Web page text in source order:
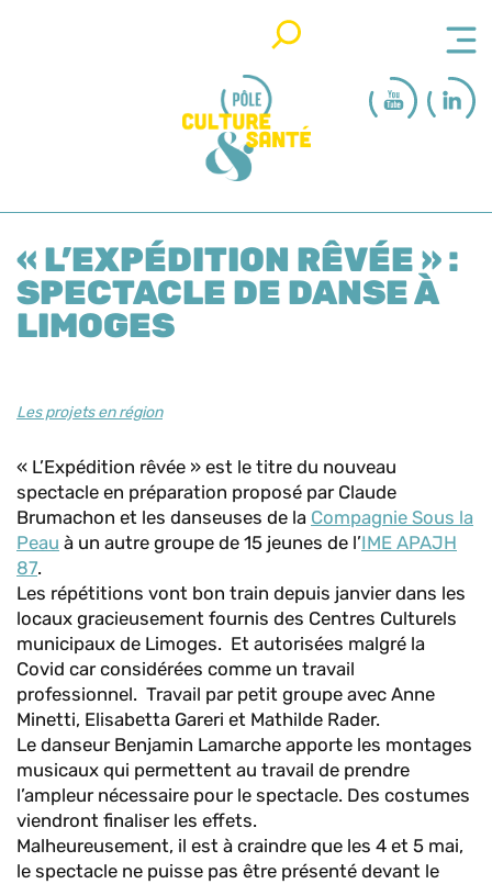
« L’EXPÉDITION RÊVÉE » :
SPECTACLE DE DANSE À
LIMOGES
Les projets en région
« L’Expédition rêvée » est le titre du nouveau
spectacle en préparation proposé par Claude
Brumachon et les danseuses de la Compagnie Sous la
Peau à un autre groupe de 15 jeunes de l’IME APAJH
87.
Les répétitions vont bon train depuis janvier dans les
locaux gracieusement fournis des Centres Culturels
municipaux de Limoges. Et autorisées malgré la
Covid car considérées comme un travail
professionnel. Travail par petit groupe avec Anne
Minetti, Elisabetta Gareri et Mathilde Rader.
Le danseur Benjamin Lamarche apporte les montages
musicaux qui permettent au travail de prendre
l’ampleur nécessaire pour le spectacle. Des costumes
viendront finaliser les effets.
Malheureusement, il est à craindre que les 4 et 5 mai,
le spectacle ne puisse pas être présenté devant le